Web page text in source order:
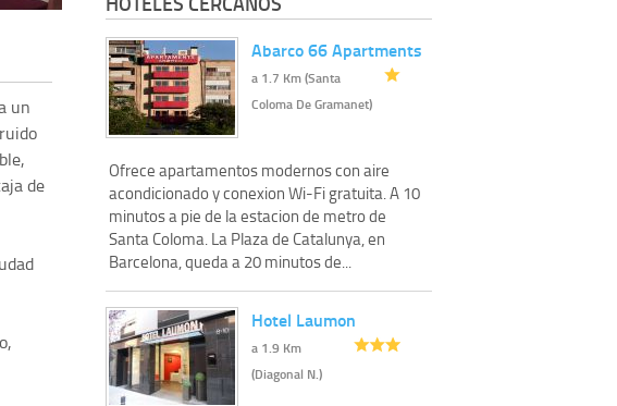
un
de
Abarco 66 Apartments
a 1.7 Km (Santa
Coloma De Gramanet)
Ofrece apartamentos modernos con aire
acondicionado y conexion Wi-Fi gratuita. A 10
minutos a pie de la estacion de metro de
Santa Coloma. La Plaza de Catalunya, en
Barcelona, queda a 20 minutos de...
Hotel Laumon
a 1.9 Km
(Diagonal N.)